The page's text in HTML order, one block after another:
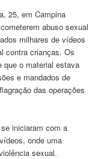
25, em Campina
abuso sexual
milhares de vídeos
contra crianças. Os
que o material estava
e mandados de
das operações
iniciaram com a
onde uma
sexual.